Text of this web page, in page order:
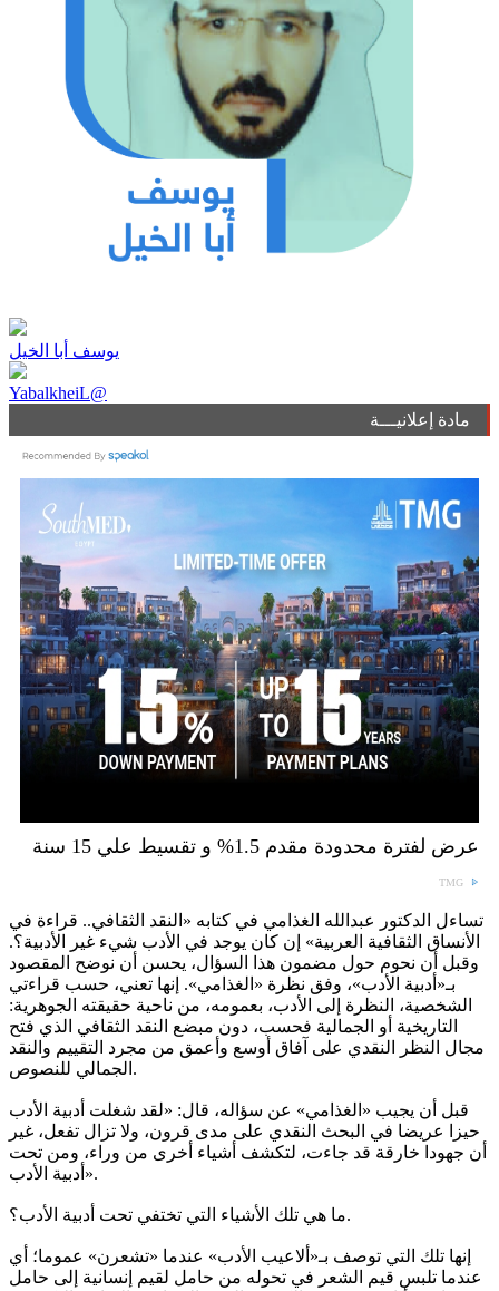
يوسف أبا الخيل
YabalkheiL@
مادة إعلانيـــة
عرض لفترة محدودة مقدم 1.5% و تقسيط علي 15 سنة
TMG
تساءل الدكتور عبدالله الغذامي في كتابه «النقد الثقافي.. قراءة في
الأنساق الثقافية العربية» إن كان يوجد في الأدب شيء غير الأدبية؟.
وقبل أن نحوم حول مضمون هذا السؤال، يحسن أن نوضح المقصود
بـ«أدبية الأدب»، وفق نظرة «الغذامي». إنها تعني، حسب قراءتي
الشخصية، النظرة إلى الأدب، بعمومه، من ناحية حقيقته الجوهرية:
التاريخية أو الجمالية فحسب، دون مبضع النقد الثقافي الذي فتح
مجال النظر النقدي على آفاق أوسع وأعمق من مجرد التقييم والنقد
الجمالي للنصوص.
قبل أن يجيب «الغذامي» عن سؤاله، قال: «لقد شغلت أدبية الأدب
حيزا عريضا في البحث النقدي على مدى قرون، ولا تزال تفعل، غير
أن جهودا خارقة قد جاءت، لتكشف أشياء أخرى من وراء، ومن تحت
أدبية الأدب».
ما هي تلك الأشياء التي تختفي تحت أدبية الأدب؟.
إنها تلك التي توصف بـ«ألاعيب الأدب» عندما «تشعرن» عموما؛ أي
عندما تلبس قيم الشعر في تحوله من حامل لقيم إنسانية إلى حامل